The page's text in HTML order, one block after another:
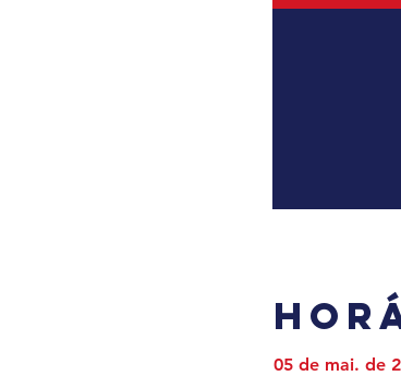
05 de mai. de